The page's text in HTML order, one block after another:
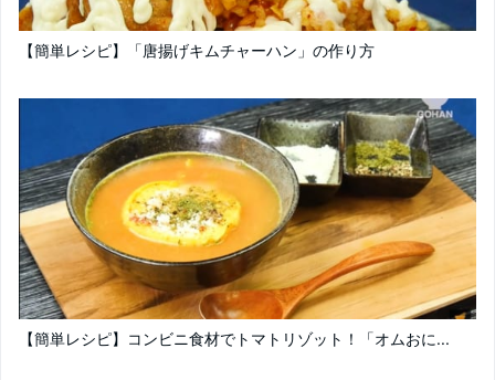
【簡単レシピ】「唐揚げキムチャーハン」の作り方
【簡単レシピ】コンビニ食材でトマトリゾット！「オムおに...